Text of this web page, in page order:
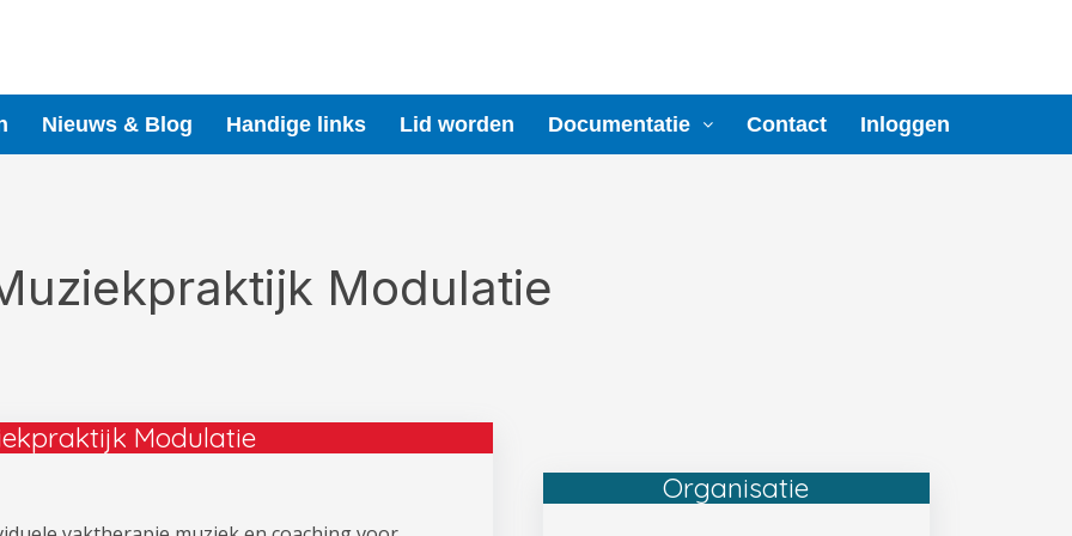
Nieuws & Blog Handige links Lid worden Documentatie Contact Inloggen
Modulatie
Modulatie
Organisatie